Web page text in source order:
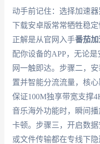
动手前记住：选择加速
下载安卓版常常牺牲稳
正解是从官网入手番茄加
配你设备的APP，无论
网一触即达。步骤二，
置并智能分流流量，核
保证100M独享带宽支撑
音乐海外功能时，瞬间
卡顿。步骤三，开启数
或文件传输都在专线下